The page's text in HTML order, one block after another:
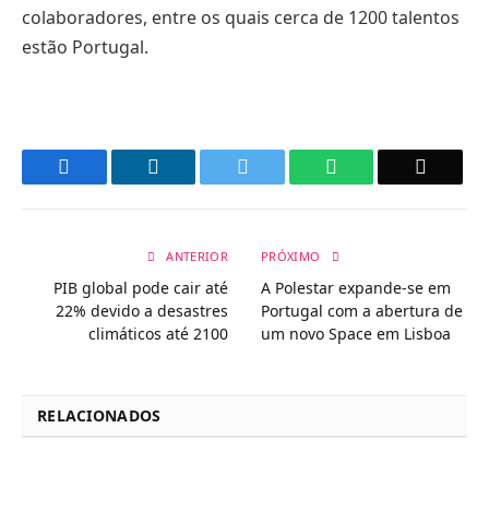
colaboradores, entre os quais cerca de 1200 talentos
estão Portugal.
WhatsApp
ANTERIOR
PIB global pode cair até
22% devido a desastres
climáticos até 2100
PRÓXIMO
A Polestar expande-se em
Portugal com a abertura de
um novo Space em Lisboa
RELACIONADOS